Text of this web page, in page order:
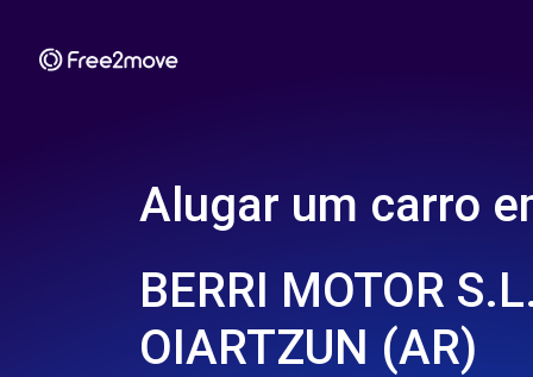
Alugar um carro
BERRI MOTOR
OIARTZUN (AR)